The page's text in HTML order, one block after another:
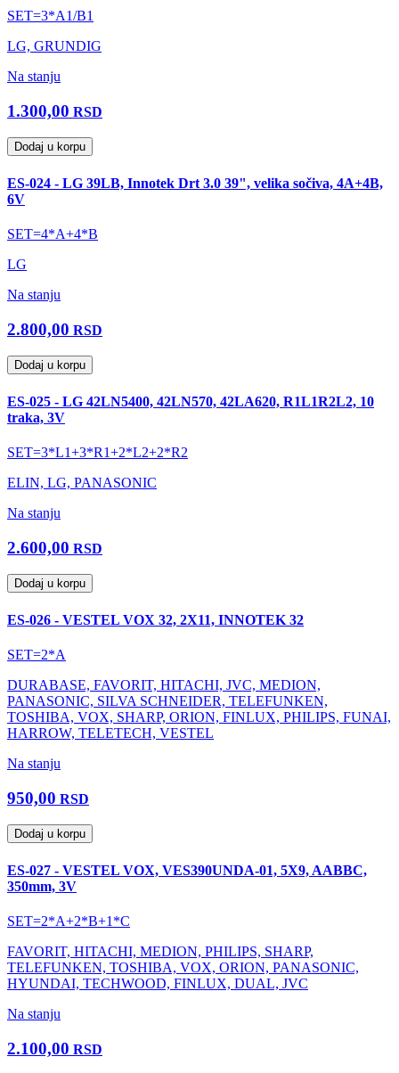
SET=3*A1/B1
LG, GRUNDIG
Na stanju
1.300,00 RSD
Dodaj u korpu
ES-024 - LG 39LB, Innotek Drt 3.0 39", velika sočiva, 4A+4B,
6V
SET=4*A+4*B
LG
Na stanju
2.800,00 RSD
Dodaj u korpu
ES-025 - LG 42LN5400, 42LN570, 42LA620, R1L1R2L2, 10
traka, 3V
SET=3*L1+3*R1+2*L2+2*R2
ELIN, LG, PANASONIC
Na stanju
2.600,00 RSD
Dodaj u korpu
ES-026 - VESTEL VOX 32, 2X11, INNOTEK 32
SET=2*A
DURABASE, FAVORIT, HITACHI, JVC, MEDION,
PANASONIC, SILVA SCHNEIDER, TELEFUNKEN,
TOSHIBA, VOX, SHARP, ORION, FINLUX, PHILIPS, FUNAI,
HARROW, TELETECH, VESTEL
Na stanju
950,00 RSD
Dodaj u korpu
ES-027 - VESTEL VOX, VES390UNDA-01, 5X9, AABBC,
350mm, 3V
SET=2*A+2*B+1*C
FAVORIT, HITACHI, MEDION, PHILIPS, SHARP,
TELEFUNKEN, TOSHIBA, VOX, ORION, PANASONIC,
HYUNDAI, TECHWOOD, FINLUX, DUAL, JVC
Na stanju
2.100,00 RSD